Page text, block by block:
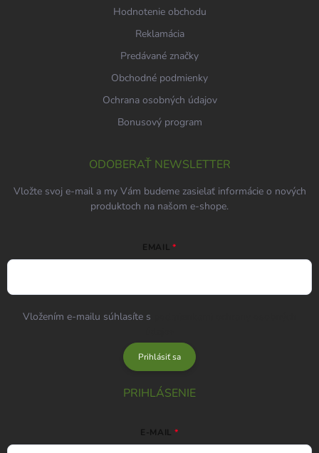
Hodnotenie obchodu
Reklamácia
Predávané značky
Obchodné podmienky
Ochrana osobných údajov
Bonusový program
ODOBERAŤ NEWSLETTER
Vložte svoj e-mail a my Vám budeme zasielať informácie o nových
produktoch na našom e-shope.
EMAIL
Vložením e-mailu súhlasíte s
Prihlásiť sa
PRIHLÁSENIE
E-MAIL